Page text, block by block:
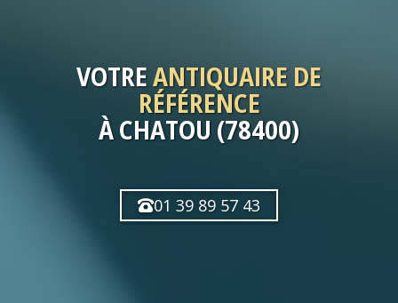
VOTREANTIQUAIRE DE
RÉFÉRENCE
À CHATOU (78400)
01 39 89 57 43